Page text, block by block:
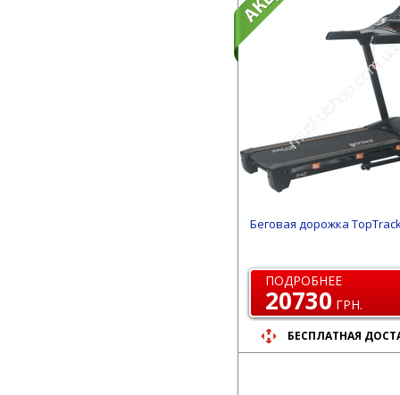
Беговая дорожка
ПОДРОБНЕЕ
20730 ГРН.
БЕСПЛАТНАЯ